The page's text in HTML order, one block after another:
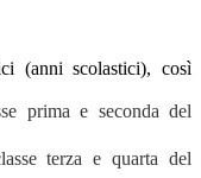
(anni scolastici), così
prima e seconda del
terza e quarta del